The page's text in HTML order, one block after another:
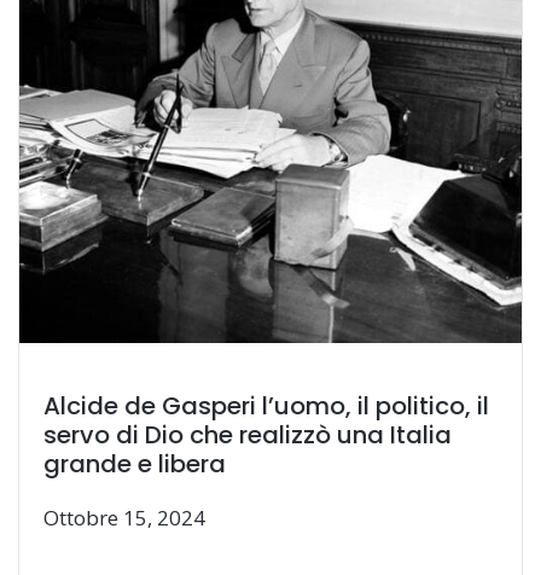
Alcide de Gasperi l’uomo, il politico, il
servo di Dio che realizzò una Italia
grande e libera
Ottobre 15, 2024